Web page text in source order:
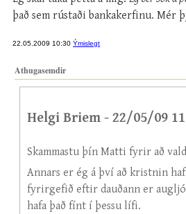
það sem rústaði bankakerfinu. Mér
22.05.2009 10:30 Ýmislegt
Athugasemdir
Helgi Briem - 22/05/09
Skammastu þín Matti fyrir að
Annars er ég á því að kristnin
fyrirgefið eftir dauðann er
hafa það fínt í þessu lífi.